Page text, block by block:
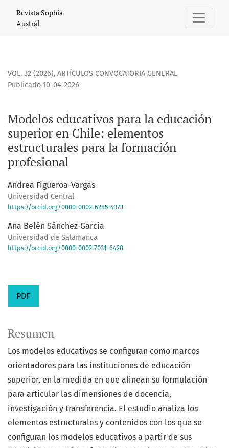
Modelos educativos para la educación superior en Chile:
Revista Sophia
Austral
VOL. 32 (2026), ARTÍCULOS CONVOCATORIA GENERAL
Modelos educativos para la educación
superior en Chile: elementos
estructurales para la formación
profesional
Publicado 10-04-2026
Andrea Figueroa-Vargas
Universidad Central
https://orcid.org/0000-0002-6285-4373
Ana Belén Sánchez-García
Universidad de Salamanca
https://orcid.org/0000-0002-7031-6428
PDF
Resumen
Los modelos educativos se configuran como marcos
orientadores para las instituciones de educación
superior, en la medida en que alinean su formulación
para articular las dimensiones de docencia,
investigación y transferencia. El estudio analiza los
elementos estructurales y contenidos con los que se
configuran los modelos educativos a partir de sus